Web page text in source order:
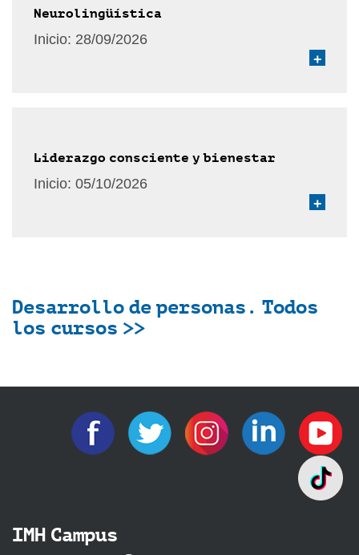
Neurolingüística
Inicio: 28/09/2026
+
Liderazgo consciente y bienestar
Inicio: 05/10/2026
+
Desarrollo de personas. Todos
los cursos >>
IMH Campus